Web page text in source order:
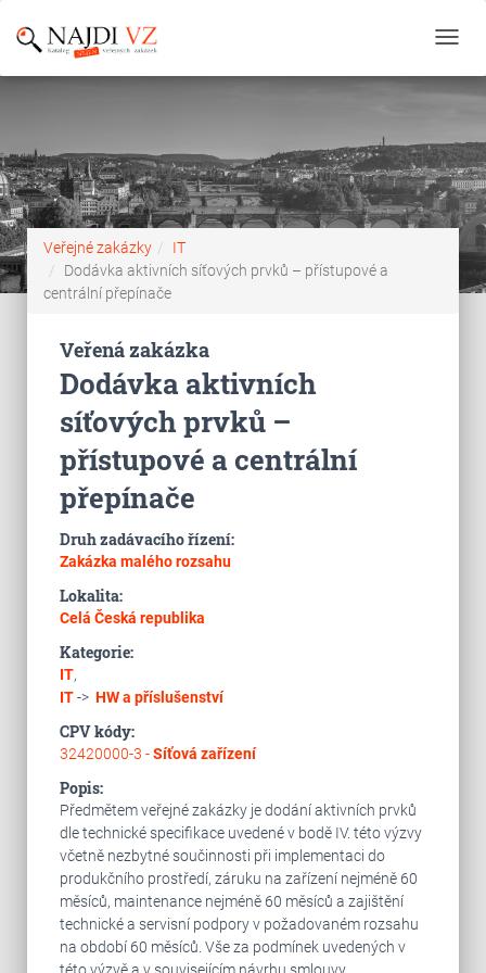
Veřejné zakázky
IT
Dodávka aktivních síťových prvků – přístupové a
centrální přepínače
Veřená zakázka
Dodávka aktivních
síťových prvků –
přístupové a centrální
přepínače
Druh zadávacího řízení:
Zakázka malého rozsahu
Lokalita:
Celá Česká republika
Kategorie:
IT,
IT-> HW a příslušenství
CPV kódy:
32420000-3 -Síťová zařízení
Popis:
Předmětem veřejné zakázky je dodání aktivních prvků
dle technické specifikace uvedené v bodě IV. této výzvy
včetně nezbytné součinnosti při implementaci do
produkčního prostředí, záruku na zařízení nejméně 60
měsíců, maintenance nejméně 60 měsíců a zajištění
technické a servisní podpory v požadovaném rozsahu
na období 60 měsíců. Vše za podmínek uvedených v